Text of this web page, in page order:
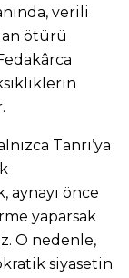
verili
ötürü
Tanrı’ya
aynayı önce
yaparsak
O nedenle,
siyasetin